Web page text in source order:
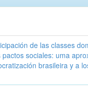
de las classes
pactos sociales: uma
brasileira y a